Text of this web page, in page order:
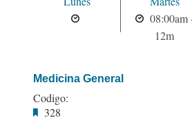
08:00am
12m
Medicina General
Codigo:
328